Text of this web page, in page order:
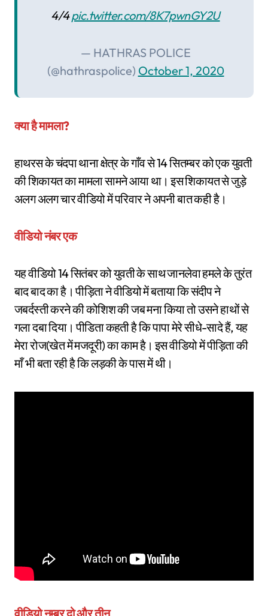
4/4pic.twitter.com/8K7pwnGY2U
— HATHRAS POLICE
(@hathraspolice) October 1, 2020
क्या है मामला?
हाथरस के चंदपा थाना क्षेत्र के गाँव से 14 सितम्बर को एक युवती
की शिकायत का मामला सामने आया था। इस शिकायत से जुड़े
अलग अलग चार वीडियो में परिवार ने अपनी बात कही है।
वीडियो नंबर एक
यह वीडियो 14 सितंबर को युवती के साथ जानलेवा हमले के तुरंत
बाद बाद का है। पीड़िता ने वीडियो में बताया कि संदीप ने
जबर्दस्ती करने की कोशिश की जब मना किया तो उसने हाथों से
गला दबा दिया। पीडिता कहती है कि पापा मेरे सीधे-सादे हैं, यह
मेरा रोज(खेत में मजदूरी) का काम है। इस वीडियो में पीड़िता की
माँ भी बता रही है कि लड़की के पास में थी।